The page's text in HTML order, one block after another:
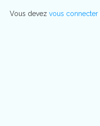
dans
Vous devez vous connecter